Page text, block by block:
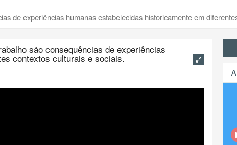
de experiências humanas estabelecidas historicamente em
são consequências de experiências
contextos culturais e sociais.